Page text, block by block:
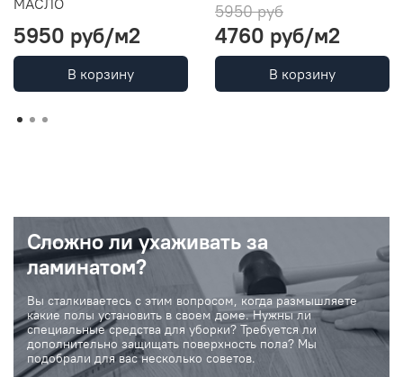
МАСЛО
5950 руб/м2
В корзину
5950 руб
4760 руб/м2
В корзину
Сложно ли ухаживать за
ламинатом?
Вы сталкиваетесь с этим вопросом, когда размышляете
какие полы установить в своем доме. Нужны ли
специальные средства для уборки? Требуется ли
дополнительно защищать поверхность пола? Мы
подобрали для вас несколько советов.